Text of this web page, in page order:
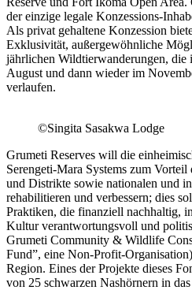
der einzige legale Konzessions-
Als privat gehaltene Konzession
Exklusivität, außergewöhnliche
jährlichen Wildtierwanderungen, die
August und dann wieder im
verlaufen.
©Singita Sasakwa Lodge
Grumeti Reserves will die
Serengeti-Mara Systems zum
und Distrikte sowie nationalen und
rehabilitieren und verbessern; dies
Praktiken, die finanziell nachhaltig,
Kultur verantwortungsvoll und
Grumeti Community & Wildlife
Fund”, eine Non-Profit-
Region. Eines der Projekte dieses
von 25 schwarzen Nashörnern in